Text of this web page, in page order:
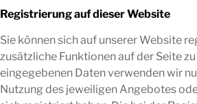
Registrierung auf dieser Website
Sie können sich auf unserer Website
zusätzliche Funktionen auf der Seite
eingegebenen Daten verwenden wir
Nutzung des jeweiligen Angebotes